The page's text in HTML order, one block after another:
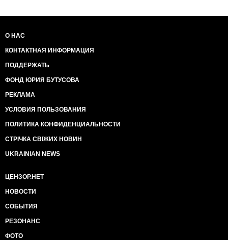
О НАС
КОНТАКТНАЯ ИНФОРМАЦИЯ
ПОДДЕРЖАТЬ
ФОНД ЮРИЯ БУТУСОВА
РЕКЛАМА
УСЛОВИЯ ПОЛЬЗОВАНИЯ
ПОЛИТИКА КОНФИДЕНЦИАЛЬНОСТИ
СТРІЧКА СВІЖИХ НОВИН
UKRAINIAN NEWS
ЦЕНЗОР.НЕТ
НОВОСТИ
СОБЫТИЯ
РЕЗОНАНС
ФОТО